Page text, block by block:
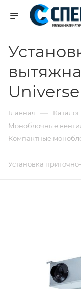
Главная — Каталог
Моноблочные
Компактные
—
Установка